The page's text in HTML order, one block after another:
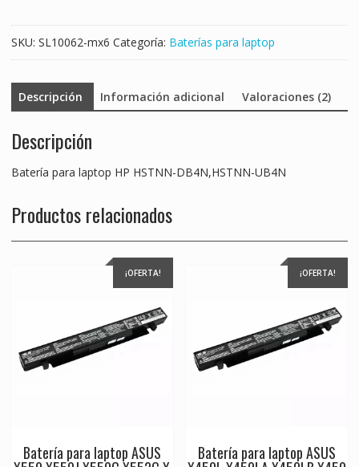
SKU: SL10062-mx6 Categoría: Baterías para laptop
Descripción Información adicional Valoraciones (2)
Descripción
Batería para laptop HP HSTNN-DB4N,HSTNN-UB4N
Productos relacionados
¡OFERTA!
Batería para laptop ASUS
¡OFERTA!
Batería para laptop ASUS